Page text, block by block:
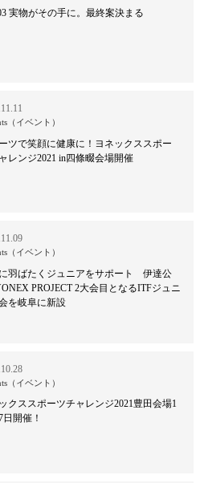
実物がその手に。最終案決まる
（イベント）
ツで笑顔に健康に！ヨネックススポー
レンジ2021 in四條畷会場開催
（イベント）
羽ばたくジュニアをサポート 伊達公
PROJECT 2大会目となるITFジュニ
を岐阜に新設
（イベント）
クススポーツチャレンジ2021豊田会場1
日開催！